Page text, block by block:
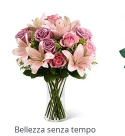
Bellezza senza tempo